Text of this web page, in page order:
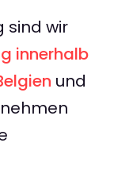
sind wir
innerhalb
und